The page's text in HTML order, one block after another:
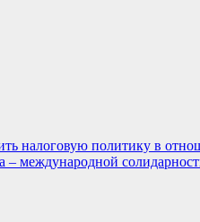
налоговую политику в
международной